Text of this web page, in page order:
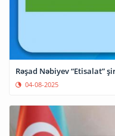
Rəşad Nəbiyev “Etisalat”
04-08-2025